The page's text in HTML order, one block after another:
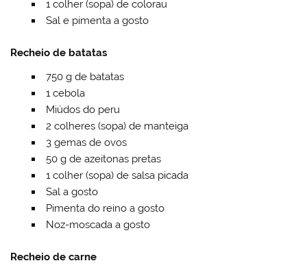
1 colher (sopa) de colorau
Sal e pimenta a gosto
Recheio de batatas
750 g de batatas
1 cebola
Miúdos do peru
2 colheres (sopa) de manteiga
3 gemas de ovos
50 g de azeitonas pretas
1 colher (sopa) de salsa picada
Sal a gosto
Pimenta do reino a gosto
Noz-moscada a gosto
Recheio de carne